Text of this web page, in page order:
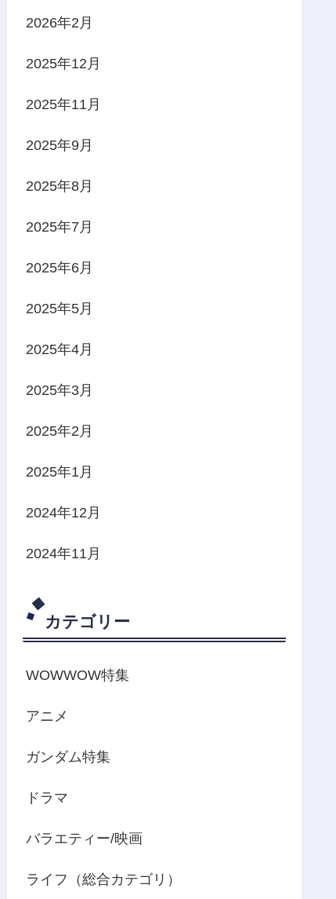
2026年2月
2025年12月
2025年11月
2025年9月
2025年8月
2025年7月
2025年6月
2025年5月
2025年4月
2025年3月
2025年2月
2025年1月
2024年12月
2024年11月
カテゴリー
WOWWOW特集
アニメ
ガンダム特集
ドラマ
バラエティー/映画
ライフ（総合カテゴリ）